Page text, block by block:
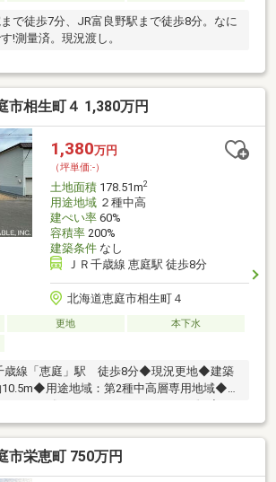
で徒歩7分、JR富良野駅まで徒歩8分。なに
!測量済。現況渡し。
市相生町４ 1,380万円
1,380万円
（坪単価:-）
土地面積178.51m2
用途地域２種中高
建ぺい率60%
容積率200%
建築条件なし
ＪＲ千歳線 恵庭駅 徒歩8分
北海道恵庭市相生町４
更地
本下水
歳線「恵庭」駅 徒歩8分◆現況更地◆建築
用途地域：第2種中高層専用地域◆建
歩8分（約590m）◆ビッグハウス恵庭店
◆ツルハドラッグ恵庭店 徒歩10分（約
ブン恵庭駅前店 徒歩8分（約620m）◆恵
約650m）◆和光小学校 徒歩11分（約
市栄恵町 750万円